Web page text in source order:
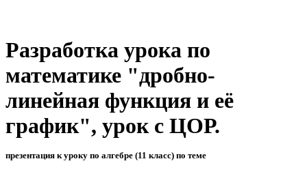
Разработка урока по
математике "дробно-
линейная функция и её
график", урок с ЦОР.
презентация к уроку по алгебре (11 класс) по теме